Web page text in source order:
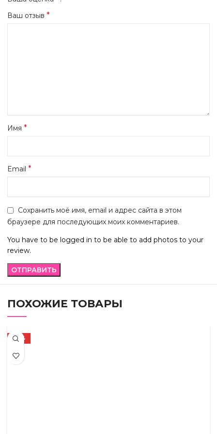
Ваш отзыв *
Имя *
Email *
Сохранить моё имя, email и адрес сайта в этом
браузере для последующих моих комментариев.
You have to be logged in to be able to add photos to your
review.
ПОХОЖИЕ ТОВАРЫ
-36%